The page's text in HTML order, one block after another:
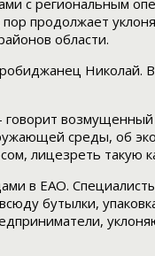
с региональным
продолжает
области.
говорит
среды, об
лицезреть такую
в ЕАО.
бутылки,